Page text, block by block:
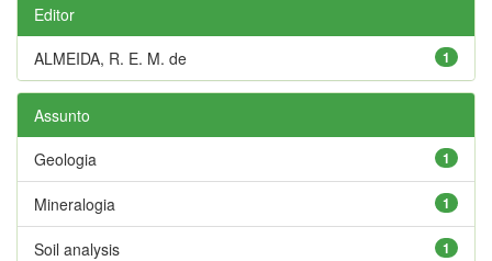
Editor
1
ALMEIDA, R. E. M. de
Assunto
1
Geologia
1
Mineralogia
1
Soil analysis